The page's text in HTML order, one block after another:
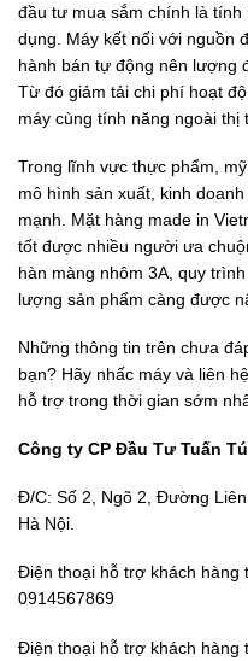
đầu tư mua sắm chính là
dụng. Máy kết nối với nguồn
hành bán tự động nên lượng
Từ đó giảm tải chi phí hoạt
máy cùng tính năng ngoài thị
Trong lĩnh vực thực phẩm,
mô hình sản xuất, kinh
mạnh. Mặt hàng made in
tốt được nhiều người ưa
hàn màng nhôm 3A, quy
lượng sản phẩm càng được
Những thông tin trên chưa
bạn? Hãy nhấc máy và liên
hỗ trợ trong thời gian sớm
Công ty CP Đầu Tư Tuấn Tú
Đ/C: Số 2, Ngõ 2, Đường
Hà Nội.
Điện thoại hỗ trợ khách hàng
0914567869
Điện thoại hỗ trợ khách hàng